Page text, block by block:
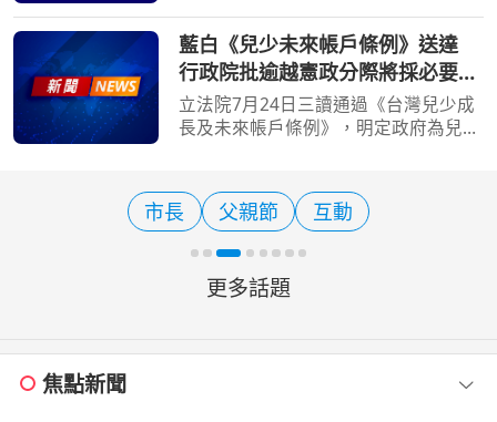
支持政府政策；他強調，廣大勞工才是
經濟進步的幕後英雄，照顧勞工是擔任
總統一定要做到的事，勞
藍白《兒少未來帳戶條例》送達
行政院批逾越憲政分際將採必要作
為
立法院7月24日三讀通過《台灣兒少成
長及未來帳戶條例》，明定政府為兒少
示，提出施政方針及編列中央政府總預
算屬行政院憲政職權，對於
市長 父親節 互動
更多話題
焦點新聞